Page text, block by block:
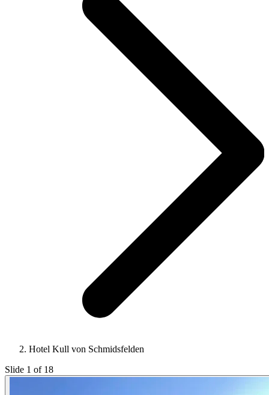
Hotel Kull von Schmidsfelden
Slide 1 of 18